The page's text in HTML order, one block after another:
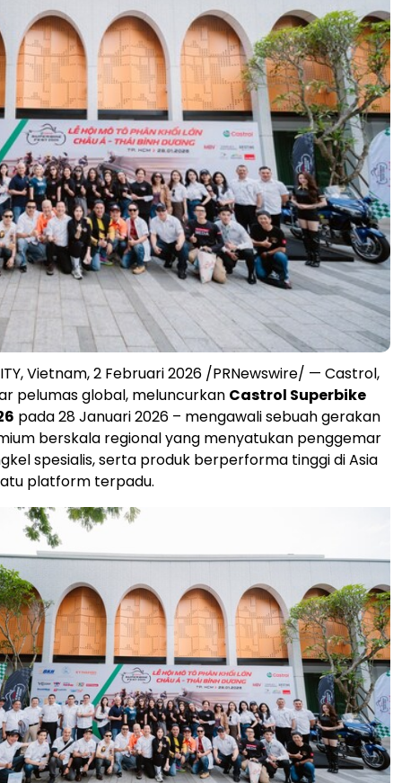
Vietnam,2 Februari2026 /PRNewswire/ — Castrol,
pelumas global, meluncurkan Castrol Superbike
pada 28 Januari 2026 – mengawali sebuah gerakan
berskala regional yang menyatukan penggemar
spesialis, serta produk berperforma tinggi di Asia
platform terpadu.